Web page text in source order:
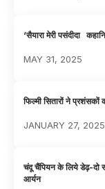
‘सैयारा मेरी पसंदीदा
MAY 31, 2025
फिल्मी सितारों ने प्रशंसकों
JANUARY 27, 2025
चंदू चैंपियन के लिये डेढ़-दो
आर्यन